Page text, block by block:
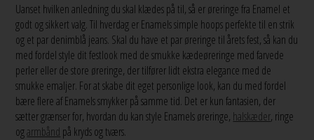
Uanset hvilken anledning du skal klædes på til, så er øreringe fra Enamel et
godt og sikkert valg. Til hverdag er Enamels simple hoops perfekte til en strik
og et par denimblå jeans. Skal du have et par øreringe til årets fest, så kan du
med fordel style dit festlook med de smukke kædeøreringe med farvede
perler eller de store øreringe, der tilfører lidt ekstra elegance med de
smukke emaljer. For at skabe dit eget personlige look, kan du med fordel
bære flere af Enamels smykker på samme tid. Det er kun fantasien, der
sætter grænser for, hvordan du kan style Enamels øreringe, halskæder, ringe
ogarmbånd på kryds og tværs.